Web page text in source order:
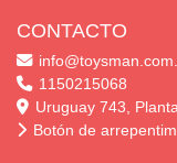
CONTACTO
1150215068
Uruguay 743,
Botón de